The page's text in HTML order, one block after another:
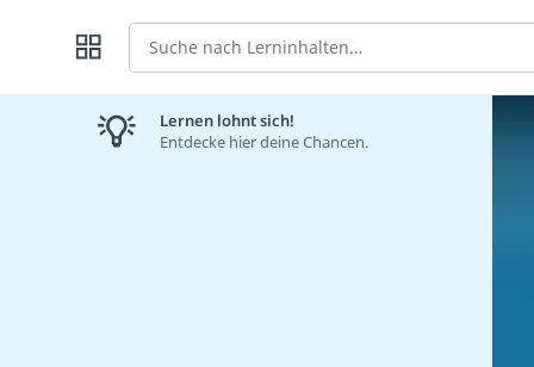
Suche
Lernen lohnt sich!
Entdecke hier deine Chancen.